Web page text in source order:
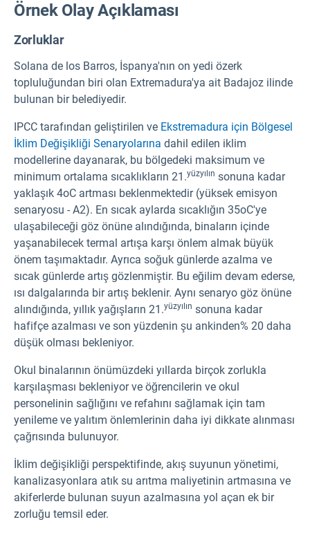
Örnek Olay Açıklaması
Zorluklar
Solana de los Barros, İspanya'nın on yedi özerk
topluluğundan biri olan Extremadura'ya ait Badajoz ilinde
bulunan bir belediyedir.
IPCC tarafından geliştirilen ve Ekstremadura için Bölgesel
İklim Değişikliği Senaryolarına dahil edilen iklim
modellerine dayanarak, bu bölgedeki maksimum ve
minimum ortalama sıcaklıkların 21.yüzyılın sonuna kadar
yaklaşık 4oC artması beklenmektedir (yüksek emisyon
senaryosu - A2). En sıcak aylarda sıcaklığın 35oC'ye
ulaşabileceği göz önüne alındığında, binaların içinde
yaşanabilecek termal artışa karşı önlem almak büyük
önem taşımaktadır. Ayrıca soğuk günlerde azalma ve
sıcak günlerde artış gözlenmiştir. Bu eğilim devam ederse,
ısı dalgalarında bir artış beklenir. Aynı senaryo göz önüne
alındığında, yıllık yağışların 21.yüzyılın sonuna kadar
hafifçe azalması ve son yüzdenin şu ankinden% 20 daha
düşük olması bekleniyor.
Okul binalarının önümüzdeki yıllarda birçok zorlukla
karşılaşması bekleniyor ve öğrencilerin ve okul
personelinin sağlığını ve refahını sağlamak için tam
yenileme ve yalıtım önlemlerinin daha iyi dikkate alınması
çağrısında bulunuyor.
İklim değişikliği perspektifinde, akış suyunun yönetimi,
kanalizasyonlara atık su arıtma maliyetinin artmasına ve
akiferlerde bulunan suyun azalmasına yol açan ek bir
zorluğu temsil eder.